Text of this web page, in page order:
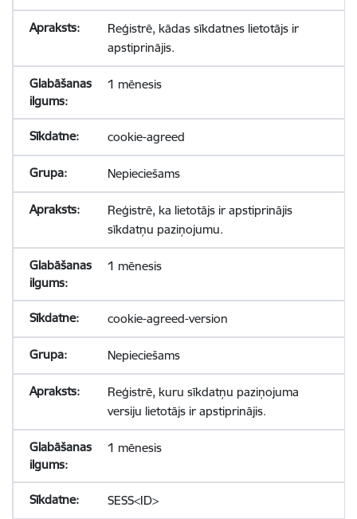
Reģistrē, kādas sīkdatnes lietotājs ir
apstiprinājis.
1 mēnesis
cookie-agreed
Nepieciešams
Reģistrē, ka lietotājs ir apstiprinājis
sīkdatņu paziņojumu.
1 mēnesis
cookie-agreed-version
Nepieciešams
Reģistrē, kuru sīkdatņu paziņojuma
versiju lietotājs ir apstiprinājis.
1 mēnesis
SESS<ID>